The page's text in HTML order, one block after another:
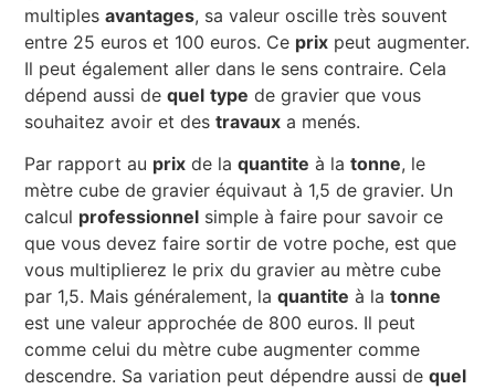
multiplesavantages, sa valeur oscille très souvent
entre 25 euros et 100 euros. Ce prix peut augmenter.
Il peut également aller dans le sens contraire. Cela
dépend aussi dequel type de gravier que vous
souhaitez avoir et destravaux a menés.
Par rapport au prix de laquantite à latonne, le
mètre cube de gravier équivaut à 1,5 de gravier. Un
calcul professionnel simple à faire pour savoir ce
que vous devez faire sortir de votre poche, est que
vous multiplierez le prix du gravier au mètre cube
par 1,5. Mais généralement, laquantite à latonne
est une valeur approchée de 800 euros. Il peut
comme celui du mètre cube augmenter comme
descendre. Sa variation peut dépendre aussi dequel